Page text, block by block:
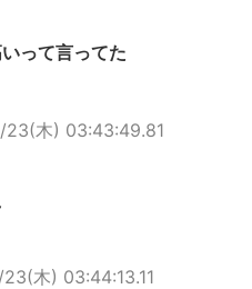
って言ってた
23(木) 03:43:49.81
木) 03:44:13.11